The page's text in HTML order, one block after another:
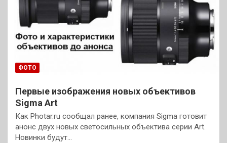
ФОТО
Первые изображения новых объективов
Sigma Art
Как Photar.ru сообщал ранее, компания Sigma готовит
анонс двух новых светосильных объектива серии Art.
Новинки будут…